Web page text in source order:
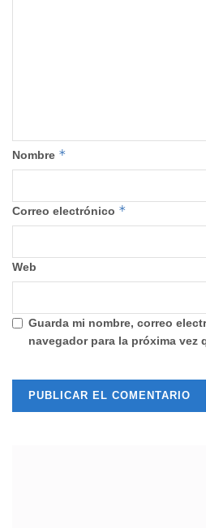
Nombre *
Correo electrónico *
Web
Guarda mi nombre, correo
navegador para la próxima vez